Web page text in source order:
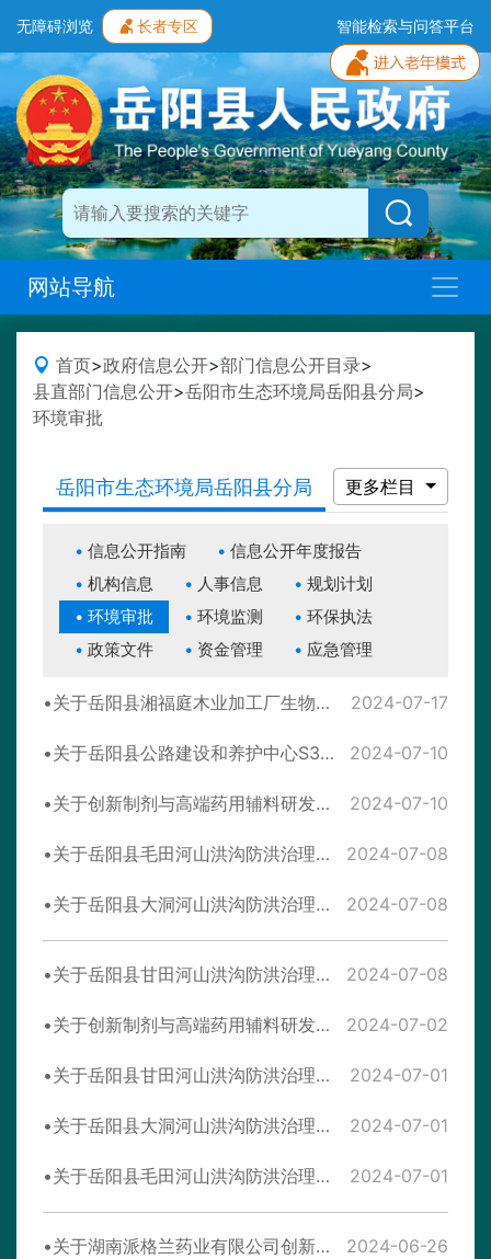
无障碍浏览 长者专区 智能检索与问答平台
网站导航
首页>政府信息公开>部门信息公开目录>
县直部门信息公开>岳阳市生态环境局岳阳县分局>
环境审批
岳阳市生态环境局岳阳县分局 更多栏目
信息公开指南
信息公开年度报告
机构信息
人事信息
规划计划
环境审批
环境监测
环保执法
政策文件
资金管理 应急管理
关于岳阳县湘福庭木业加工厂生物质锅炉改建项目环境影响报告表 受理情况公示 2024-07-17
关于岳阳县公路建设和养护中心S310岳阳县公田至新墙公路改建工程（一期））环境影响报告表受理情况公示 2024-07-10
关于创新制剂与高端药用辅料研发生产基地（一期）建设项目环境影响报告表的批复 2024-07-10
关于岳阳县毛田河山洪沟防洪治理工程 环境影响报告表的批复 2024-07-08
关于岳阳县大洞河山洪沟防洪治理工程 环境影响报告表的批复 2024-07-08
关于岳阳县甘田河山洪沟防洪治理工程 环境影响报告表的批复 2024-07-08
关于创新制剂与高端药用辅料研发生产基地（一期）建设项目环境影响报告表拟进行审查的公示 2024-07-02
关于岳阳县甘田河山洪沟防洪治理工程环境影响报告表拟进行审查的公示 2024-07-01
关于岳阳县大洞河山洪沟防洪治理工程环境影响报告表拟进行审查的公示 2024-07-01
关于岳阳县毛田河山洪沟防洪治理工程环境影响报告表拟进行审查的公示 2024-07-01
关于湖南派格兰药业有限公司创新制剂与高端药用辅料研发生产基地（一期）环境影响报告表 受理情况公示 2024-06-26